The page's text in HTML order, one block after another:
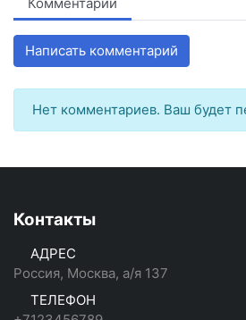
Написать комментарий
Нет комментариев. Ваш будет
Контакты
АДРЕС
Россия, Москва, а/я 137
ТЕЛЕФОН